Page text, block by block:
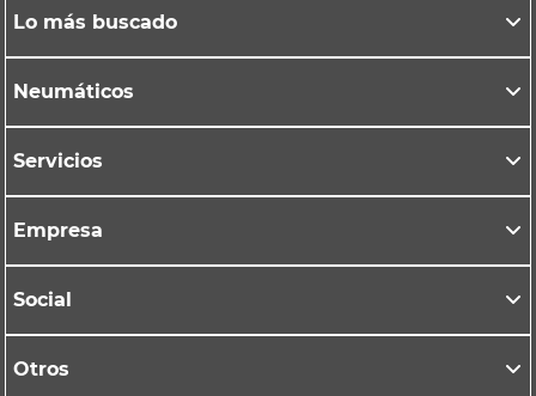
Lo más buscado
Neumáticos
Servicios
Empresa
Social
Otros